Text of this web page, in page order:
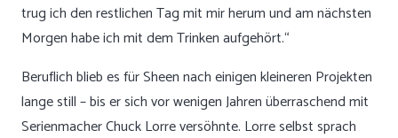
trug ich den restlichen Tag mit mir herum und am nächsten
Morgen habe ich mit dem Trinken aufgehört.“
Beruflich blieb es für Sheen nach einigen kleineren Projekten
lange still – bis er sich vor wenigen Jahren überraschend mit
Serienmacher Chuck Lorre versöhnte. Lorre selbst sprach